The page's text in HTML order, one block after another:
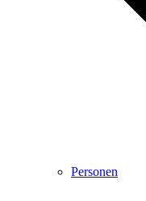
Personen